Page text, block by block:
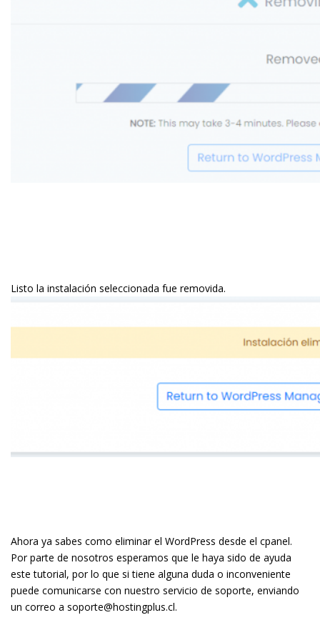
Listo la instalación seleccionada fue removida.
Ahora ya sabes como eliminar el WordPress desde el cpanel.
Por parte de nosotros esperamos que le haya sido de ayuda
este tutorial, por lo que si tiene alguna duda o inconveniente
puede comunicarse con nuestro servicio de soporte, enviando
un correo a soporte@hostingplus.cl.